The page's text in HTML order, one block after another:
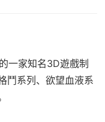
一家知名3D遊戲制
鬥系列、欲望血液系